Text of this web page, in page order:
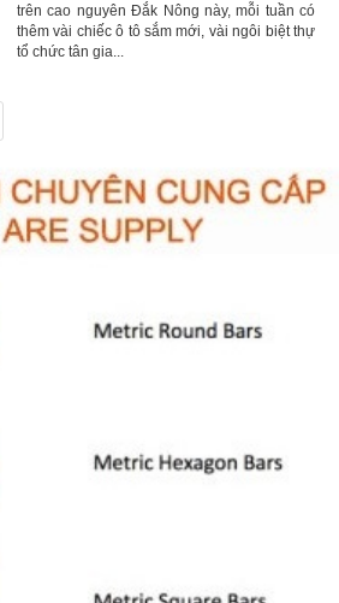
trên cao nguyên Đắk Nông này, mỗi tuần có
thêm vài chiếc ô tô sắm mới, vài ngôi biệt thự
tổ chức tân gia...